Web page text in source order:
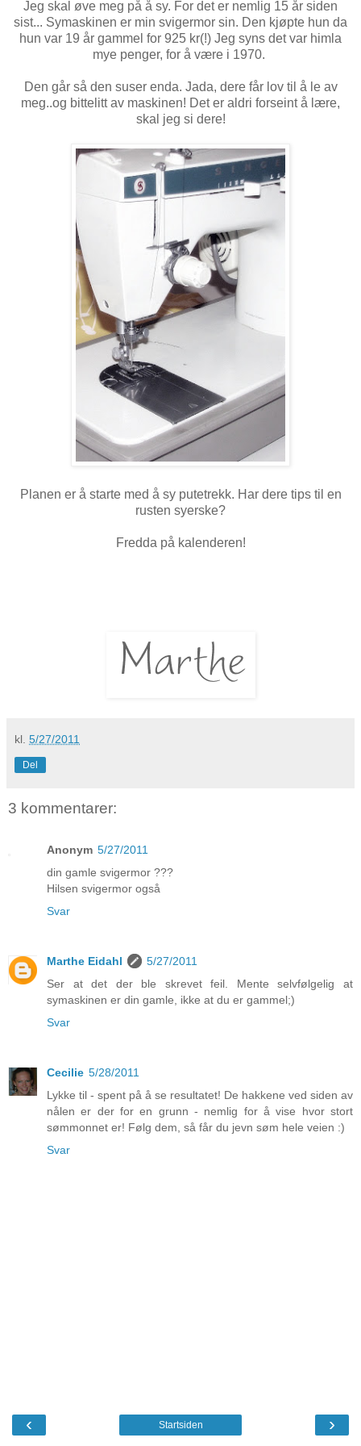
Jeg skal øve meg på å sy. For det er nemlig 15 år siden
sist... Symaskinen er min svigermor sin. Den kjøpte hun da
hun var 19 år gammel for 925 kr(!) Jeg syns det var himla
mye penger, for å være i 1970.
Den går så den suser enda. Jada, dere får lov til å le av
meg..og bittelitt av maskinen! Det er aldri forseint å lære,
skal jeg si dere!
Planen er å starte med å sy putetrekk. Har dere tips til en
rusten syerske?
Fredda på kalenderen!
kl. 5/27/2011
Del
3 kommentarer:
Anonym 5/27/2011
din gamle svigermor ???
Hilsen svigermor også
Svar
Marthe Eidahl
5/27/2011
Ser at det der ble skrevet feil. Mente selvfølgelig at
symaskinen er din gamle, ikke at du er gammel;)
Svar
Cecilie 5/28/2011
Lykke til - spent på å se resultatet! De hakkene ved siden av
nålen er der for en grunn - nemlig for å vise hvor stort
sømmonnet er! Følg dem, så får du jevn søm hele veien :)
Svar
‹ ›
Startsiden